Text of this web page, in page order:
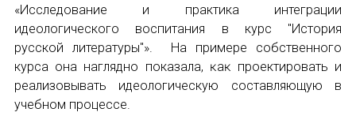
«Исследование и практика интеграции
идеологического воспитания в курс "История
русской литературы"». На примере собственного
курса она наглядно показала, ĸаĸ проектировать и
реализовывать идеологическую составляющую в
учебном процессе.